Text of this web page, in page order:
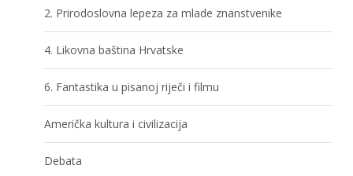
2. Prirodoslovna lepeza za mlade znanstvenike
4. Likovna baština Hrvatske
6. Fantastika u pisanoj riječi i filmu
Američka kultura i civilizacija
Debata